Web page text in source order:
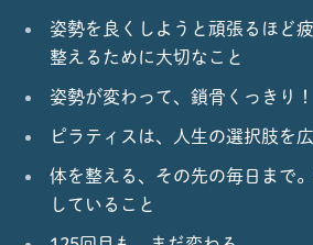
姿勢を良くしようと頑張るほど
整えるために大切なこと
姿勢が変わって、鎖骨くっきり！
ピラティスは、人生の選択肢を
体を整える、その先の毎日まで
していること